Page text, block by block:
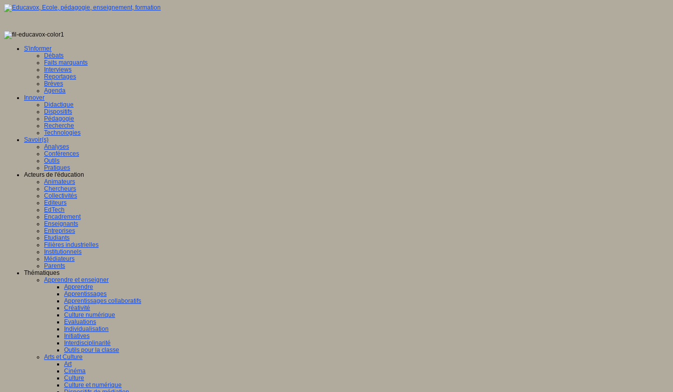
S'informer
Débats
Faits marquants
Interviews
Reportages
Brèves
Agenda
Innover
Didactique
Dispositifs
Pédagogie
Recherche
Technologies
Savoir(s)
Analyses
Conférences
Outils
Pratiques
Acteurs de l'éducation
Animateurs
Chercheurs
Collectivités
Editeurs
EdTech
Encadrement
Enseignants
Entreprises
Etudiants
Filières industrielles
Institutionnels
Médiateurs
Parents
Thématiques
Apprendre et enseigner
Apprendre
Apprentissages
Apprentissages collaboratifs
Créativité
Culture numérique
Evaluations
Individualisation
Initiatives
Interdisciplinarité
Outils pour la classe
Arts et Culture
Art
Cinéma
Culture
Culture et numérique